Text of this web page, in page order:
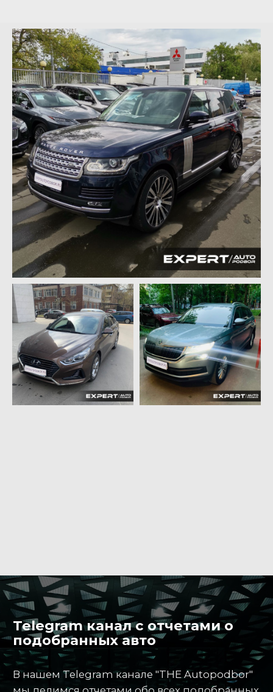
ДОП. УСЛУГИ
Выполненные заказы
Вакансии
Обратная связь
Реквизиты
Онлайн оплата
Прайс-лист
Проверка истории автомобиля
Автокредит
Лизинг транспорта
ОСАГО | КАСКО
Импорт автомобилей
Все права защищены Copyright © 2016 - 2026.
Пользовательское соглашение